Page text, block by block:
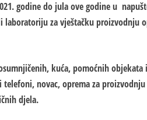
godine do jula ove godine u
za vještačku proizvodnju
kuća, pomoćnih
novac, oprema za
djela.